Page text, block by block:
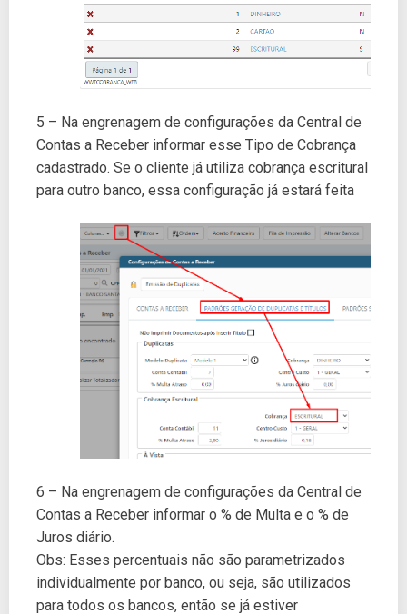
5 – Na engrenagem de configurações da Central de
Contas a Receber informar esse Tipo de Cobrança
cadastrado. Se o cliente já utiliza cobrança escritural
para outro banco, essa configuração já estará feita
6 – Na engrenagem de configurações da Central de
Contas a Receber informar o % de Multa e o % de
Juros diário.
Obs: Esses percentuais não são parametrizados
individualmente por banco, ou seja, são utilizados
para todos os bancos, então se já estiver